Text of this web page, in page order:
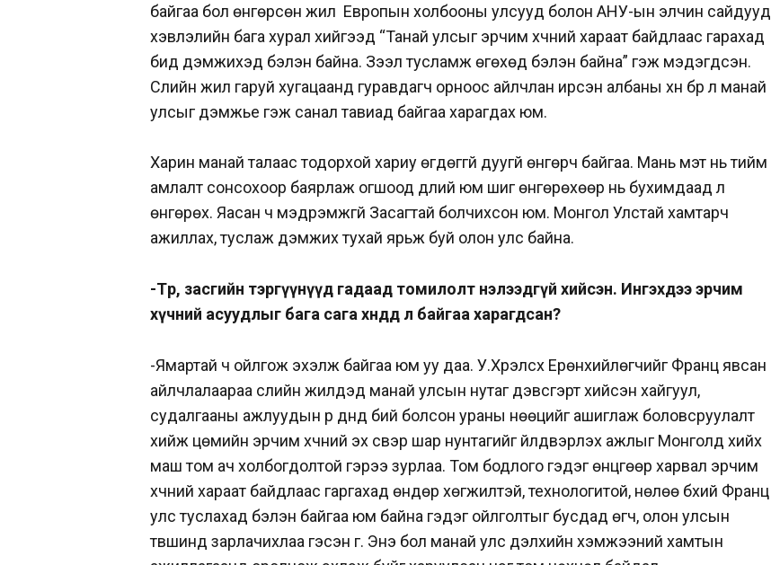
байгаа бол өнгөрсөн жил Европын холбооны улсууд болон АНУ-ын элчин сайдууд
хэвлэлийн бага хурал хийгээд “Танай улсыг эрчим хүчний хараат байдлаас гарахад
бид дэмжихэд бэлэн байна. Зээл тусламж өгөхөд бэлэн байна” гэж мэдэгдсэн.
Сүүлийн жил гаруй хугацаанд гуравдагч орноос айлчлан ирсэн албаны хүн бүр л манай
улсыг дэмжье гэж санал тавиад байгаа харагдах юм.
Харин манай талаас тодорхой хариу өгдөггүй дуугүй өнгөрч байгаа. Мань мэт нь тийм
амлалт сонсохоор баярлаж огшоод дүлий юм шиг өнгөрөхөөр нь бухимдаад л
өнгөрөх. Яасан ч мэдрэмжгүй Засагтай болчихсон юм. Монгол Улстай хамтарч
ажиллах, туслаж дэмжих тухай ярьж буй олон улс байна.
-Төр, засгийн тэргүүнүүд гадаад томилолт нэлээдгүй хийсэн. Ингэхдээ эрчим
хүчний асуудлыг бага сага хөндөөд л байгаа харагдсан?
-Ямартай ч ойлгож эхэлж байгаа юм уу даа. У.Хүрэлсүх Ерөнхийлөгчийг Франц явсан
айлчлалаараа сүүлийн жилүүдэд манай улсын нутаг дэвсгэрт хийсэн хайгуул,
судалгааны ажлуудын үр дүнд бий болсон ураны нөөцийг ашиглаж боловсруулалт
хийж цөмийн эрчим хүчний эх үүсвэр шар нунтагийг үйлдвэрлэх ажлыг Монголд хийх
маш том ач холбогдолтой гэрээ зурлаа. Том бодлого гэдэг өнцгөөр харвал эрчим
хүчний хараат байдлаас гаргахад өндөр хөгжилтэй, технологитой, нөлөө бүхий Франц
улс туслахад бэлэн байгаа юм байна гэдэг ойлголтыг бусдад өгч, олон улсын
түвшинд зарлачихлаа гэсэн үг. Энэ бол манай улс дэлхийн хэмжээний хамтын